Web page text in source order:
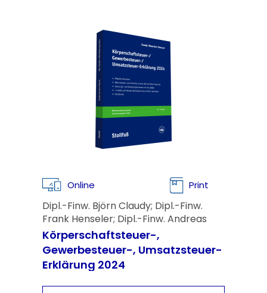
Online Print
Dipl.-Finw. Björn Claudy; Dipl.-Finw.
Frank Henseler; Dipl.-Finw. Andreas
Kümpel
Körperschaftsteuer-,
Gewerbesteuer-, Umsatzsteuer-
Erklärung 2024